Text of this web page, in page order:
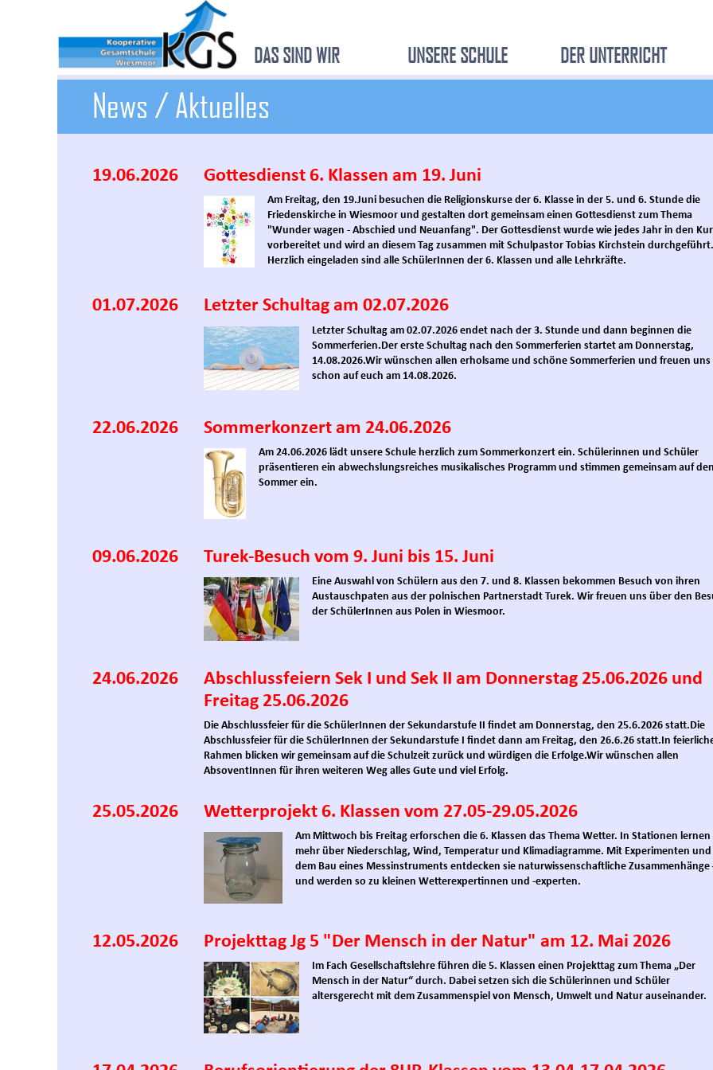
DAS SIND WIR UNSERE SCHULE DER UNTERRICHT
News / Aktuelles
19.06.2026 Gottesdienst 6. Klassen am 19. Juni
Am Freitag, den 19.Juni besuchen die Religionskurse der 6. Klasse in der 5. und 6. Stunde die
Friedenskirche in Wiesmoor und gestalten dort gemeinsam einen Gottesdienst zum Thema
"Wunder wagen - Abschied und Neuanfang". Der Gottesdienst wurde wie jedes Jahr in den
vorbereitet und wird an diesem Tag zusammen mit Schulpastor Tobias Kirchstein durchgeführt.
Herzlich eingeladen sind alle SchülerInnen der 6. Klassen und alle Lehrkräfte.
01.07.2026 Letzter Schultag am 02.07.2026
Letzter Schultag am 02.07.2026 endet nach der 3. Stunde und dann beginnen die
Sommerferien.Der erste Schultag nach den Sommerferien startet am Donnerstag,
14.08.2026.Wir wünschen allen erholsame und schöne Sommerferien und freuen uns
schon auf euch am 14.08.2026.
22.06.2026 Sommerkonzert am 24.06.2026
Am 24.06.2026 lädt unsere Schule herzlich zum Sommerkonzert ein. Schülerinnen und Schüler
präsentieren ein abwechslungsreiches musikalisches Programm und stimmen gemeinsam auf den
Sommer ein.
09.06.2026 Turek-Besuch vom 9. Juni bis 15. Juni
Eine Auswahl von Schülern aus den 7. und 8. Klassen bekommen Besuch von ihren
Austauschpaten aus der polnischen Partnerstadt Turek. Wir freuen uns über den
der SchülerInnen aus Polen in Wiesmoor.
24.06.2026
Abschlussfeiern Sek I und Sek II am Donnerstag 25.06.2026 und
Freitag 25.06.2026
Die Abschlussfeier für die SchülerInnen der Sekundarstufe II findet am Donnerstag, den 25.6.2026 statt.Die
Abschlussfeier für die SchülerInnen der Sekundarstufe I findet dann am Freitag, den 26.6.26 statt.In
Rahmen blicken wir gemeinsam auf die Schulzeit zurück und würdigen die Erfolge.Wir wünschen allen
AbsoventInnen für ihren weiteren Weg alles Gute und viel Erfolg.
25.05.2026 Wetterprojekt 6. Klassen vom 27.05-29.05.2026
Am Mittwoch bis Freitag erforschen die 6. Klassen das Thema Wetter. In Stationen lernen
mehr über Niederschlag, Wind, Temperatur und Klimadiagramme. Mit Experimenten und
dem Bau eines Messinstruments entdecken sie naturwissenschaftliche Zusammenhänge
und werden so zu kleinen Wetterexpertinnen und -experten.
12.05.2026 Projekttag Jg 5 "Der Mensch in der Natur" am 12. Mai 2026
Im Fach Gesellschaftslehre führen die 5. Klassen einen Projekttag zum Thema „Der
Mensch in der Natur“ durch. Dabei setzen sich die Schülerinnen und Schüler
altersgerecht mit dem Zusammenspiel von Mensch, Umwelt und Natur auseinander.